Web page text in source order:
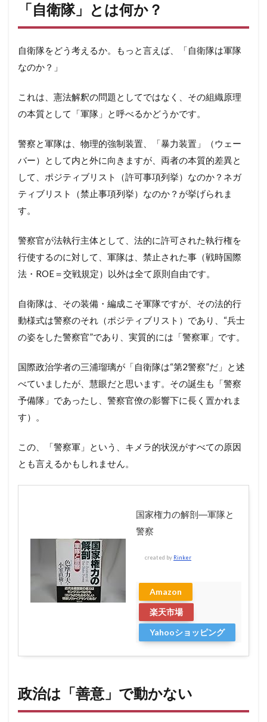
「自衛隊」とは何か？
自衛隊をどう考えるか。もっと言えば、「自衛隊は軍隊
なのか？」
これは、憲法解釈の問題としてではなく、その組織原理
の本質として「軍隊」と呼べるかどうかです。
警察と軍隊は、物理的強制装置、「暴力装置」（ウェー
バー）として内と外に向きますが、両者の本質的差異と
して、ポジティブリスト（許可事項列挙）なのか？ネガ
ティブリスト（禁止事項列挙）なのか？が挙げられま
す。
警察官が法執行主体として、法的に許可された執行権を
行使するのに対して、軍隊は、禁止された事（戦時国際
法・ROE＝交戦規定）以外は全て原則自由です。
自衛隊は、その装備・編成こそ軍隊ですが、その法的行
動様式は警察のそれ（ポジティブリスト）であり、“兵士
の姿をした警察官”であり、実質的には「警察軍」です。
国際政治学者の三浦瑠璃が「自衛隊は“第2警察”だ」と述
べていましたが、慧眼だと思います。その誕生も「警察
予備隊」であったし、警察官僚の影響下に長く置かれま
す）。
この、「警察軍」という、キメラ的状況がすべての原因
とも言えるかもしれません。
国家権力の解剖―軍隊と
警察
created by Rinker
Amazon
楽天市場
Yahooショッピング
政治は「善意」で動かない